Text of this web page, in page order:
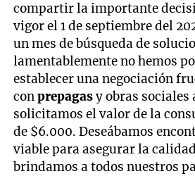
compartir la importante
vigor el 1 de septiembre del
un mes de búsqueda de
lamentablemente no hemos
establecer una negociación
conprepagasy obras sociales
solicitamos el valor de la
de $6.000. Deseábamos
viable para asegurar la
brindamos a todos nuestros